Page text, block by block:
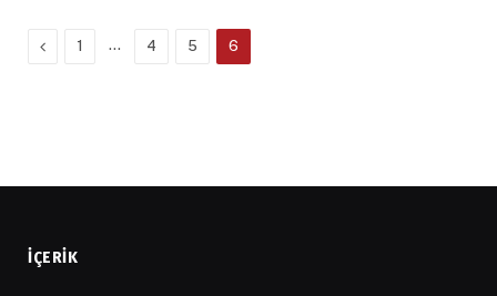
Previous
1 … 4 5 6
İÇERIK